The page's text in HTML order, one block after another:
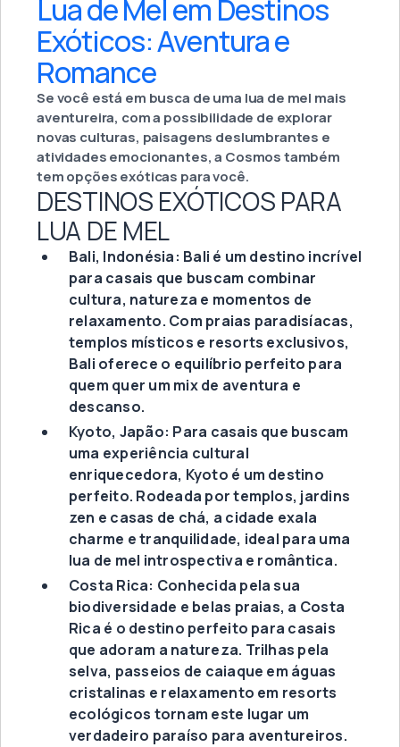
Lua de Mel em Destinos
Exóticos: Aventura e
Romance
Se você está em busca de uma lua de mel mais
aventureira, com a possibilidade de explorar
novas culturas, paisagens deslumbrantes e
atividades emocionantes, a Cosmos também
tem opções exóticas para você.
DESTINOS EXÓTICOS PARA
LUA DE MEL
Bali, Indonésia: Bali é um destino incrível
para casais que buscam combinar
cultura, natureza e momentos de
relaxamento. Com praias paradisíacas,
templos místicos e resorts exclusivos,
Bali oferece o equilíbrio perfeito para
quem quer um mix de aventura e
descanso.
Kyoto, Japão: Para casais que buscam
uma experiência cultural
enriquecedora, Kyoto é um destino
perfeito. Rodeada por templos, jardins
zen e casas de chá, a cidade exala
charme e tranquilidade, ideal para uma
lua de mel introspectiva e romântica.
Costa Rica: Conhecida pela sua
biodiversidade e belas praias, a Costa
Rica é o destino perfeito para casais
que adoram a natureza. Trilhas pela
selva, passeios de caiaque em águas
cristalinas e relaxamento em resorts
ecológicos tornam este lugar um
verdadeiro paraíso para aventureiros.